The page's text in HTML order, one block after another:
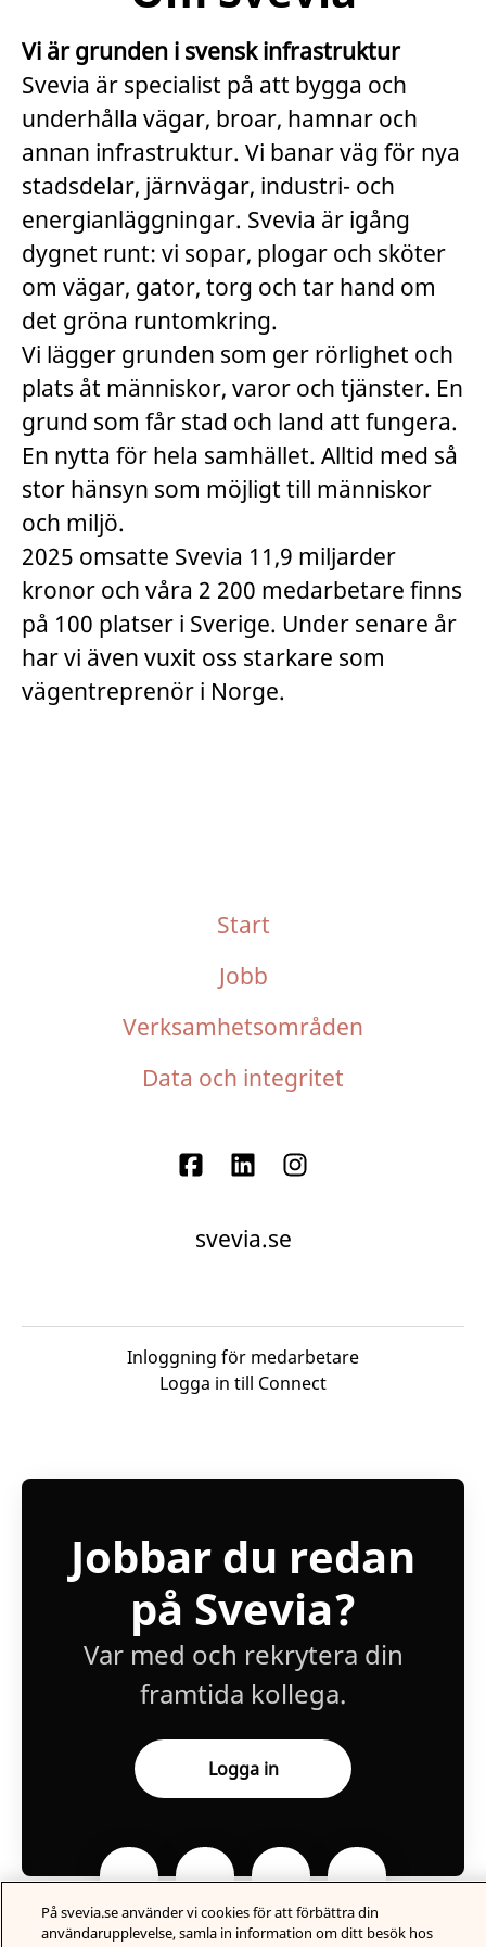
Vi är grunden i svensk infrastruktur
Svevia är specialist på att bygga och
underhålla vägar, broar, hamnar och
annan infrastruktur. Vi banar väg för nya
stadsdelar, järnvägar, industri- och
energianläggningar. Svevia är igång
dygnet runt: vi sopar, plogar och sköter
om vägar, gator, torg och tar hand om
det gröna runtomkring.
Vi lägger grunden som ger rörlighet och
plats åt människor, varor och tjänster. En
grund som får stad och land att fungera.
En nytta för hela samhället. Alltid med så
stor hänsyn som möjligt till människor
och miljö.
2025 omsatte Svevia 11,9 miljarder
kronor och våra 2 200 medarbetare finns
på 100 platser i Sverige. Under senare år
har vi även vuxit oss starkare som
vägentreprenör i Norge.
Start
Jobb
Verksamhetsområden
Data och integritet
svevia.se
Inloggning för medarbetare
Logga in till Connect
Jobbar du redan
på Svevia?
Var med och rekrytera din
framtida kollega.
Logga in
På svevia.se använder vi cookies för att förbättra din
användarupplevelse, samla in information om ditt besök hos